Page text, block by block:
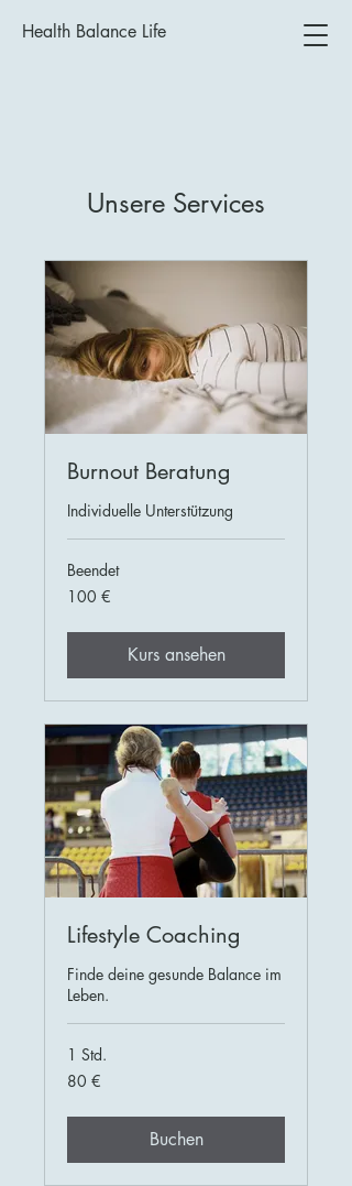
Health Balance Life
Unsere Services
Burnout Beratung
Individuelle Unterstützung
Beendet
100
Euro
100 €
Kurs ansehen
Lifestyle Coaching
Finde deine gesunde Balance im
Leben.
1 Std.
80
Euro
80 €
Buchen